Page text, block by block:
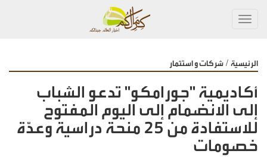
الرئيسية / شركات و استثمار
أكاديمية "جورامكو" تدعو الشباب
إلى الانضمام إلى اليوم المفتوح
للاستفادة من 25 منحة دراسية وعدّة
خصومات